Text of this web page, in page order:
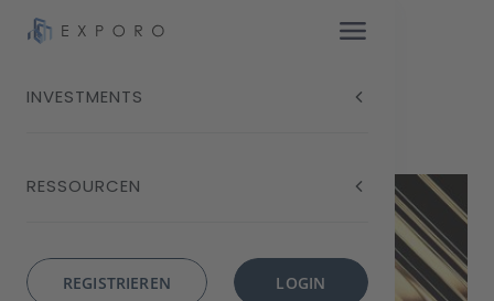
INVESTMENTS
RESSOURCEN
REGISTRIEREN LOGIN